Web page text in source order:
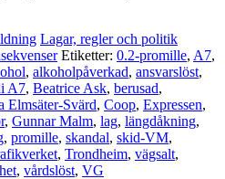
Lagar, regler och politik
Etiketter: 0.2-promille, A7,
, alkoholpåverkad, ansvarslöst,
A7, Beatrice Ask, berusad,
Elmsäter-Svärd, Coop, Expressen,
, Gunnar Malm, lag, längdåkning,
, promille, skandal, skid-VM,
, Trondheim, vägsalt,
, vårdslöst, VG